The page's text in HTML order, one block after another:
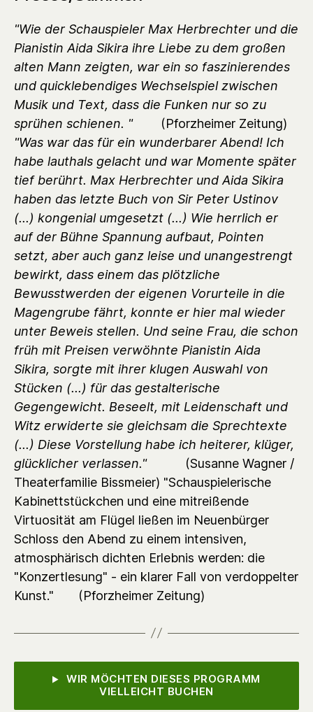
"Wie der Schauspieler Max Herbrechter und die
Pianistin Aida Sikira ihre Liebe zu dem großen
alten Mann zeigten, war ein so faszinierendes
und quicklebendiges Wechselspiel zwischen
Musik und Text, dass die Funken nur so zu
sprühen schienen. "
(Pforzheimer Zeitung)
"Was war das für ein wunderbarer Abend! Ich
habe lauthals gelacht und war Momente später
tief berührt. Max Herbrechter und Aida Sikira
haben das letzte Buch von Sir Peter Ustinov
(...) kongenial umgesetzt (...) Wie herrlich er
auf der Bühne Spannung aufbaut, Pointen
setzt, aber auch ganz leise und unangestrengt
bewirkt, dass einem das plötzliche
Bewusstwerden der eigenen Vorurteile in die
Magengrube fährt, konnte er hier mal wieder
unter Beweis stellen. Und seine Frau, die schon
früh mit Preisen verwöhnte Pianistin Aida
Sikira, sorgte mit ihrer klugen Auswahl von
Stücken (...) für das gestalterische
Gegengewicht. Beseelt, mit Leidenschaft und
Witz erwiderte sie gleichsam die Sprechtexte
(...) Diese Vorstellung habe ich heiterer, klüger,
glücklicher verlassen."(Susanne Wagner /
Theaterfamilie Bissmeier) "Schauspielerische
Kabinettstückchen und eine mitreißende
Virtuosität am Flügel ließen im Neuenbürger
Schloss den Abend zu einem intensiven,
atmosphärisch dichten Erlebnis werden: die
"Konzertlesung" - ein klarer Fall von verdoppelter
Kunst." (Pforzheimer Zeitung)
WIR MÖCHTEN DIESES PROGRAMM
VIELLEICHT BUCHEN